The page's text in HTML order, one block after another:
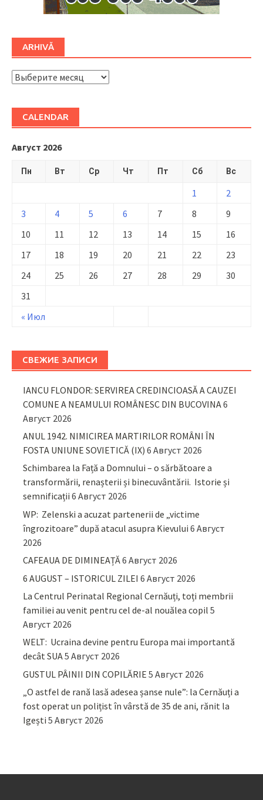
ARHIVĂ
ARHIVĂ
CALENDAR
Август 2026
Пн Вт Ср Чт Пт Сб Вс
« Июл
1
2
3
4 5 6 7 8
9
10
11 12 13 14 15
16
17
18 19 20 21 22
23
24
25 26 27 28 29
30
31
СВЕЖИЕ ЗАПИСИ
IANCU FLONDOR: SERVIREA CREDINCIOASĂ A CAUZEI
COMUNE A NEAMULUI ROMÂNESC DIN BUCOVINA6
Август 2026
ANUL 1942. NIMICIREA MARTIRILOR ROMÂNI ÎN
FOSTA UNIUNE SOVIETICĂ (IX) 6 Август 2026
Schimbarea la Față a Domnului – o sărbătoare a
transformării, renașterii și binecuvântării. Istorie și
semnificații 6 Август 2026
WP: Zelenski a acuzat partenerii de „victime
îngrozitoare” după atacul asupra Kievului 6 Август
2026
CAFEAUA DE DIMINEAȚĂ6 Август 2026
6 AUGUST – ISTORICUL ZILEI 6 Август 2026
La Centrul Perinatal Regional Cernăuți, toți membrii
familiei au venit pentru cel de-al nouălea copil 5
Август 2026
WELT: Ucraina devine pentru Europa mai importantă
decât SUA5 Август 2026
GUSTUL PÂINII DIN COPILĂRIE 5 Август 2026
„O astfel de rană lasă adesea șanse nule”: la Cernăuți a
fost operat un polițist în vârstă de 35 de ani, rănit la
Igești 5 Август 2026